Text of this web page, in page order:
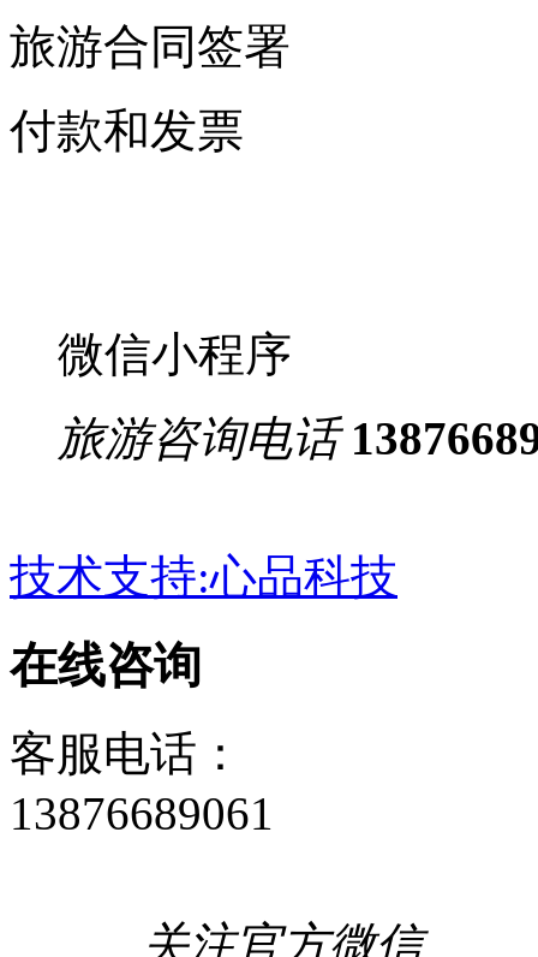
旅游合同签署
付款和发票
微信小程序
旅游咨询电话
技术支持:心品科技
在线咨询
客服电话：
13876689061
关注官方微信